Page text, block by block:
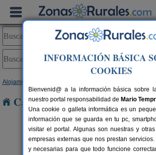
Alojamientos
Casas Rurales cerca de Rabós
INFORMACIÓN BÁSICA
COOKIES
Bienvenid@ a la información básica sobre
nuestro portal responsabilidad de Mario
Una cookie o galleta informática es un
información que se guarda en tu pc,
visitar el portal. Algunas son nuestras y
empresas externas que nos prestan
y necesarias para que todo funcione